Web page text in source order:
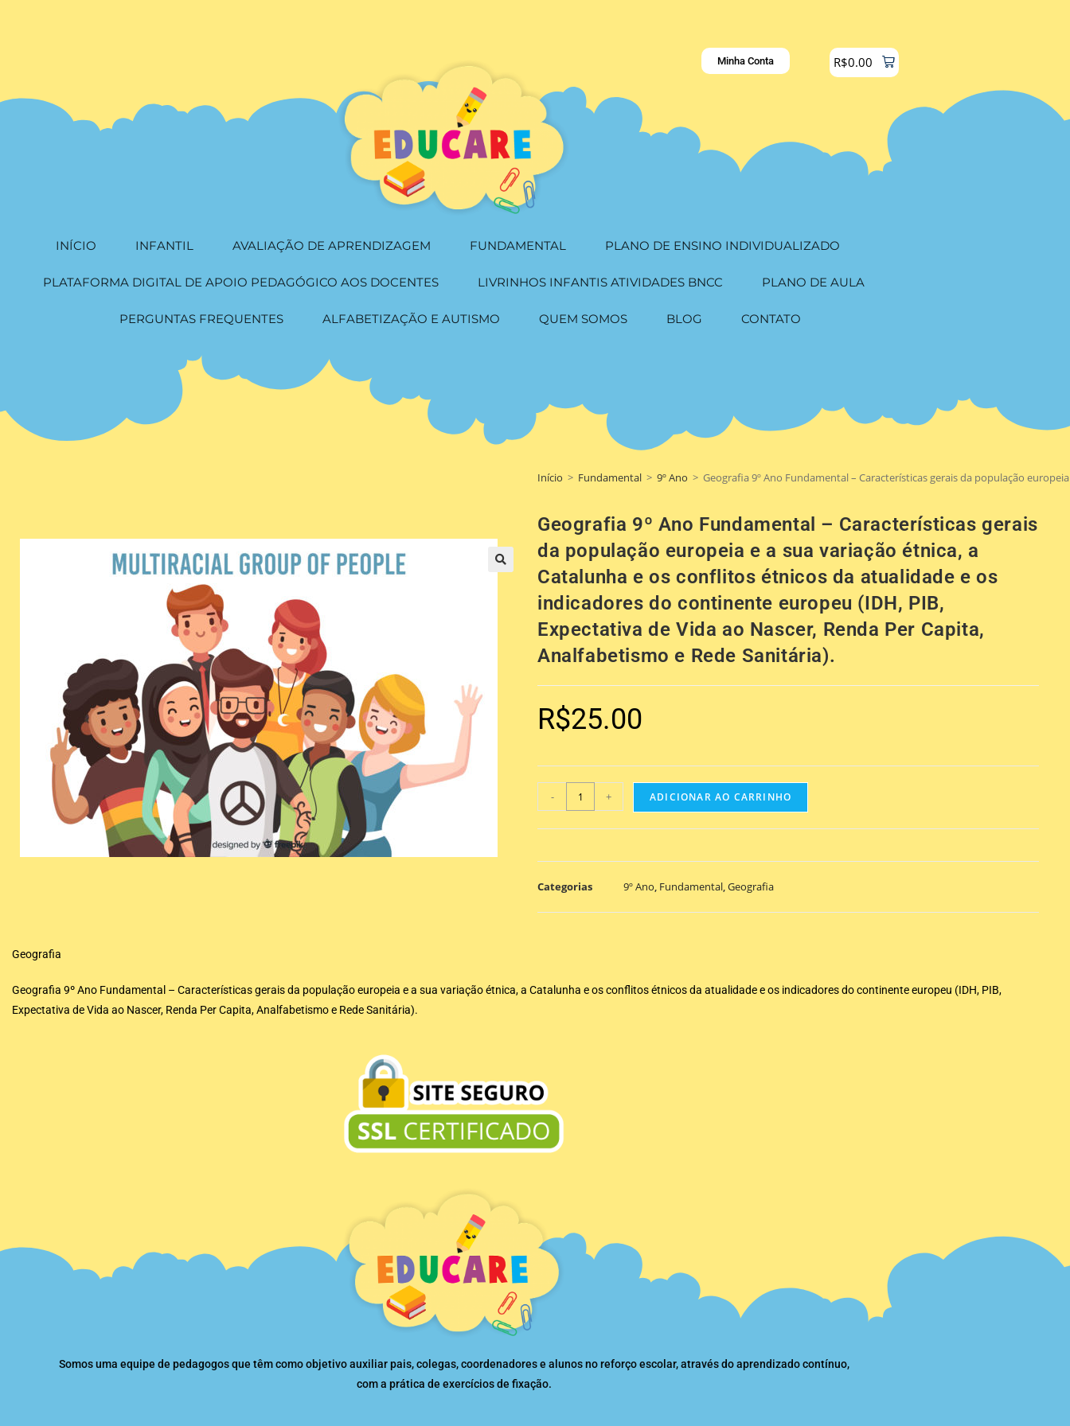
Minha Conta R$0.00
INÍCIO INFANTIL AVALIAÇÃO DE APRENDIZAGEM FUNDAMENTAL PLANO DE ENSINO INDIVIDUALIZADO
PLATAFORMA DIGITAL DE APOIO PEDAGÓGICO AOS DOCENTES LIVRINHOS INFANTIS ATIVIDADES BNCC PLANO DE AULA
PERGUNTAS FREQUENTES ALFABETIZAÇÃO E AUTISMO QUEM SOMOS BLOG CONTATO
Início > Fundamental > 9º Ano > Geografia 9º Ano Fundamental – Características gerais da população
Geografia 9º Ano Fundamental – Características gerais
da população europeia e a sua variação étnica, a
Catalunha e os conflitos étnicos da atualidade e os
indicadores do continente europeu (IDH, PIB,
Expectativa de Vida ao Nascer, Renda Per Capita,
Analfabetismo e Rede Sanitária).
R$25.00
- + ADICIONAR AO CARRINHO
Categorias 9º Ano, Fundamental,Geografia
Geografia
Geografia 9º Ano Fundamental – Características gerais da população europeia e a sua variação étnica, a Catalunha e os conflitos étnicos da atualidade e os indicadores do continente europeu (IDH, PIB,
Expectativa de Vida ao Nascer, Renda Per Capita, Analfabetismo e Rede Sanitária).
Somos uma equipe de pedagogos que têm como objetivo auxiliar pais, colegas, coordenadores e alunos no reforço escolar, através do aprendizado contínuo,
com a prática de exercícios de fixação.